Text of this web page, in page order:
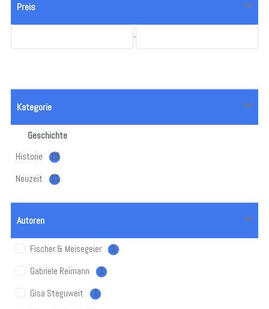
Preis
-
Kategorie
Geschichte
Historie
15
Neuzeit 11
Autoren
Fischer & Meisegeier 1
Gabriele Reimann 1
Gisa Steguweit 1